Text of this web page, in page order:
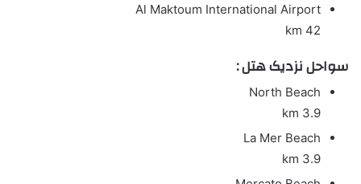
Al Maktoum International Airport
42 km
سواحل نزدیک هتل :
North Beach
3.9 km
La Mer Beach
3.9 km